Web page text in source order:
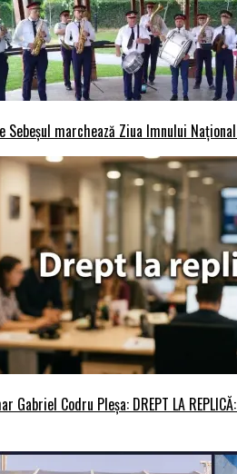
Sebeșul marchează Ziua Imnului
Gabriel Codru Pleșa: DREPT LA